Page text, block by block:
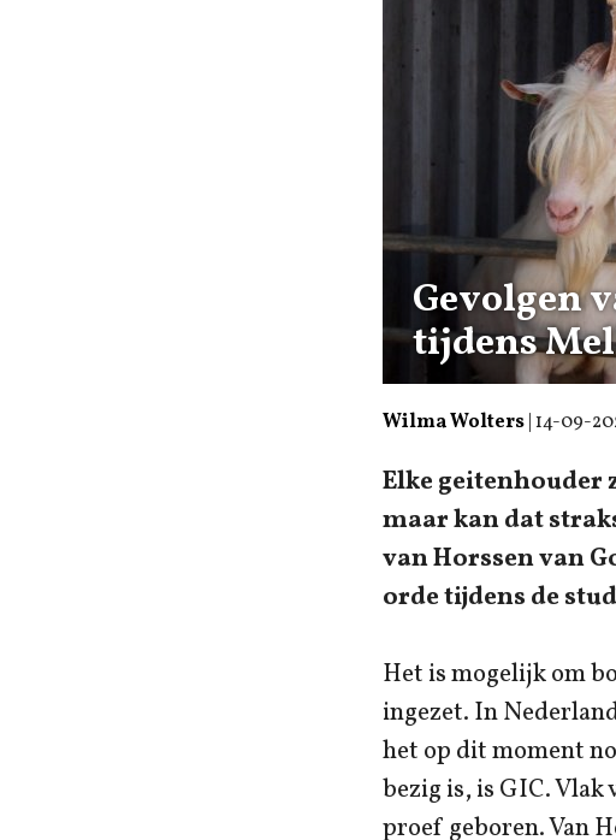
Gevolgen
tijdens
Wilma Wolters| 14-09-
Elke geitenhouder
maar kan dat
van Horssen van
orde tijdens de
Het is mogelijk om
ingezet. In
het op dit moment
bezig is, is GIC. Vlak
proef geboren. Van